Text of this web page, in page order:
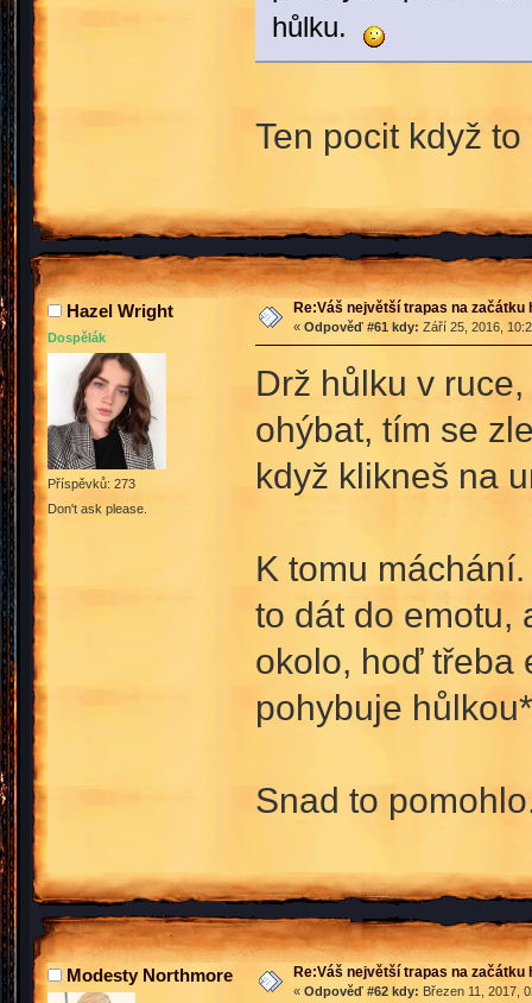
hůlku.
Ten pocit když
Hazel Wright
Dospělák
Příspěvků: 273
Don't ask please.
Re:Váš největší trapas na začátku
« Odpověď #61 kdy: Září 25, 2016,
Drž hůlku v
ohýbat, tím se
když klikneš na
K tomu
to dát do emotu,
okolo, hoď třeba
pohybuje
Snad to
Modesty Northmore Re:Váš největší trapas na začátku
« Odpověď #62 kdy: Březen 11, 2017,